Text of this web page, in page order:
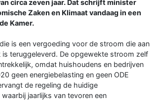
circa zeven jaar. Dat schrijft minister
Zaken en Klimaat vandaag in een
Kamer.
is een vergoeding voor de stroom die aan
is teruggeleverd. De opgewekte stroom zelf
omdat huishoudens en bedrijven
geen energiebelasting en geen ODE
de regeling de huidige
jaarlijks van tevoren een